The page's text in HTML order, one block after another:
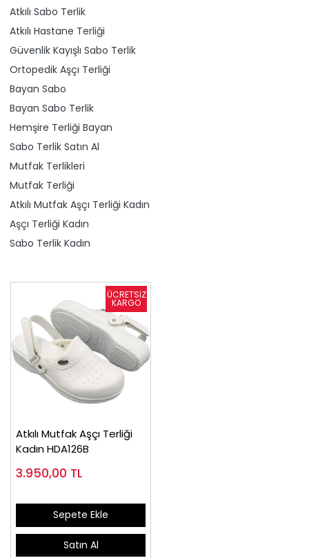
Atkılı Sabo Terlik
Atkılı Hastane Terliği
Güvenlik Kayışlı Sabo Terlik
Ortopedik Aşçı Terliği
Bayan Sabo
Bayan Sabo Terlik
Hemşire Terliği Bayan
Sabo Terlik Satın Al
Mutfak Terlikleri
Mutfak Terliği
Atkılı Mutfak Aşçı Terliği Kadın
Aşçı Terliği Kadın
Sabo Terlik Kadın
Atkılı Mutfak Aşçı Terliği
Kadın HDA126B
3.950,00 TL
Sepete Ekle
Satın Al